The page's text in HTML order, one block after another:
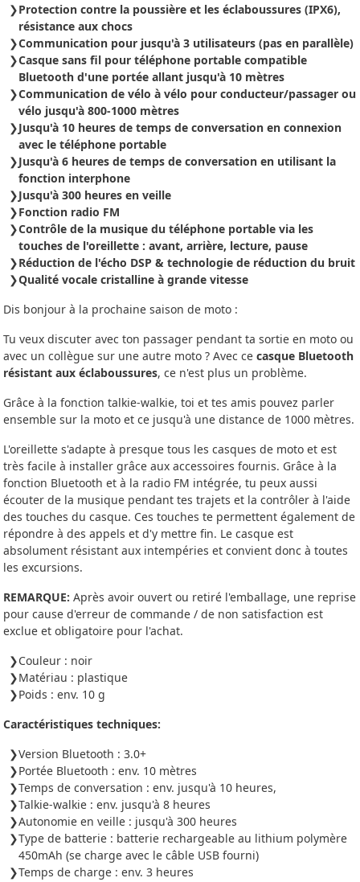
Protection contre la poussière et les éclaboussures (IPX6),
résistance aux chocs
Communication pour jusqu'à 3 utilisateurs (pas en parallèle)
Casque sans fil pour téléphone portable compatible
Bluetooth d'une portée allant jusqu'à 10 mètres
Communication de vélo à vélo pour conducteur/passager ou
vélo jusqu'à 800-1000 mètres
Jusqu'à 10 heures de temps de conversation en connexion
avec le téléphone portable
Jusqu'à 6 heures de temps de conversation en utilisant la
fonction interphone
Jusqu'à 300 heures en veille
Fonction radio FM
Contrôle de la musique du téléphone portable via les
touches de l'oreillette : avant, arrière, lecture, pause
Réduction de l'écho DSP & technologie de réduction du bruit
Qualité vocale cristalline à grande vitesse
Dis bonjour à la prochaine saison de moto :
Tu veux discuter avec ton passager pendant ta sortie en moto ou
avec un collègue sur une autre moto ? Avec ce casque Bluetooth
résistant aux éclaboussures, ce n'est plus un problème.
Grâce à la fonction talkie-walkie, toi et tes amis pouvez parler
ensemble sur la moto et ce jusqu'à une distance de 1000 mètres.
L'oreillette s'adapte à presque tous les casques de moto et est
très facile à installer grâce aux accessoires fournis. Grâce à la
fonction Bluetooth et à la radio FM intégrée, tu peux aussi
écouter de la musique pendant tes trajets et la contrôler à l'aide
des touches du casque. Ces touches te permettent également de
répondre à des appels et d'y mettre fin. Le casque est
absolument résistant aux intempéries et convient donc à toutes
les excursions.
REMARQUE: Après avoir ouvert ou retiré l'emballage, une reprise
pour cause d'erreur de commande / de non satisfaction est
exclue et obligatoire pour l'achat.
Couleur : noir
Matériau : plastique
Poids : env. 10 g
Caractéristiques techniques:
Version Bluetooth : 3.0+
Portée Bluetooth : env. 10 mètres
Temps de conversation : env. jusqu'à 10 heures,
Talkie-walkie : env. jusqu'à 8 heures
Autonomie en veille : jusqu'à 300 heures
Type de batterie : batterie rechargeable au lithium polymère
450mAh (se charge avec le câble USB fourni)
Temps de charge : env. 3 heures